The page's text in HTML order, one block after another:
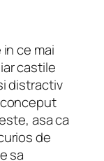
ce mai
castile
distractiv
asa ca
de
sa